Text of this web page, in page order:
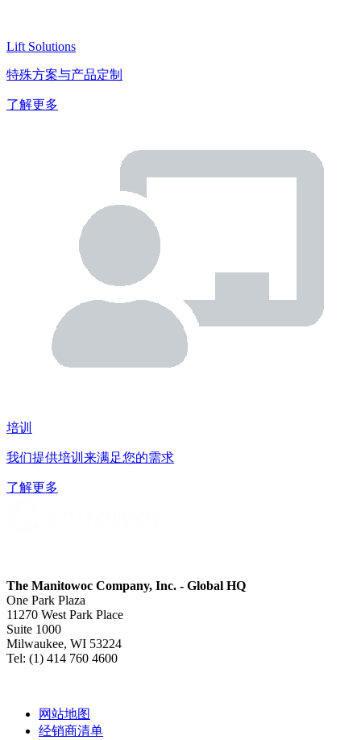
Lift Solutions
特殊方案与产品定制
了解更多
培训
我们提供培训来满足您的需求
了解更多
The Manitowoc Company, Inc. - Global HQ
One Park Plaza
11270 West Park Place
Suite 1000
Milwaukee, WI 53224
Tel: (1) 414 760 4600
网站地图
经销商清单